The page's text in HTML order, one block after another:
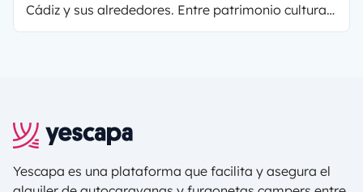
Cádiz y sus alrededores. Entre patrimonio cultural,
arquitectura, naturaleza y comida riquísima,
Yescapa es una plataforma que facilita y asegura el